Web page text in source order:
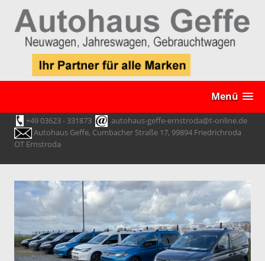
Menü
+49 03623 - 331873
autohaus-geffe-ernstroda@t-online.de
Autohaus Geffe, Cumbacher Straße 17, 99894 Friedrichroda
OT Ernstroda